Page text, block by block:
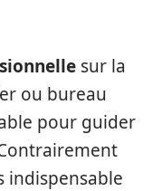
sur la
ou bureau
pour guider
indispensable